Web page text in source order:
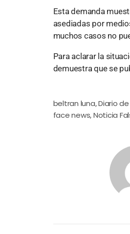
Esta demanda
asediadas por
muchos casos no
Para aclarar la
demuestra que se
beltran luna,Diario
face news, Noticia